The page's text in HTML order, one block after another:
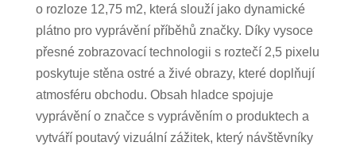
o rozloze 12,75 m2, která slouží jako dynamické
plátno pro vyprávění příběhů značky. Díky vysoce
přesné zobrazovací technologii s roztečí 2,5 pixelu
poskytuje stěna ostré a živé obrazy, které doplňují
atmosféru obchodu. Obsah hladce spojuje
vyprávění o značce s vyprávěním o produktech a
vytváří poutavý vizuální zážitek, který návštěvníky